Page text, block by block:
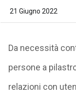
21 Giugno 2022
Da necessità
persone a
relazioni con